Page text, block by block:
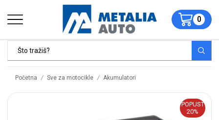
0
Početna / Sve za motocikle / Akumulatori
POPUST
20%